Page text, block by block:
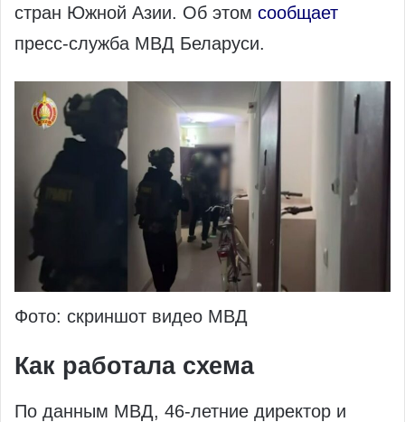
стран Южной Азии. Об этом сообщает
пресс-служба МВД Беларуси.
Фото: скриншот видео МВД
Как работала схема
По данным МВД, 46‑летние директор и